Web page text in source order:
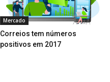
Mercado
Correios tem números
positivos em 2017